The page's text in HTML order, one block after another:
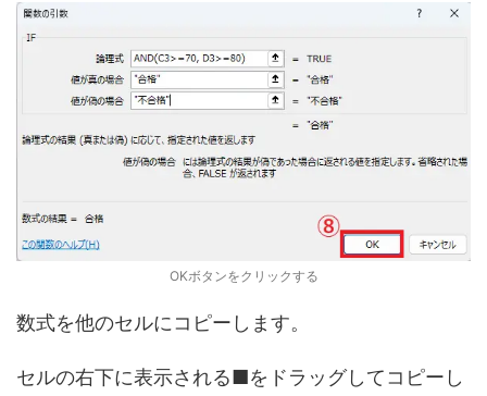
OKボタンをクリックする
数式を他のセルにコピーします。
セルの右下に表示される■をドラッグしてコピーし